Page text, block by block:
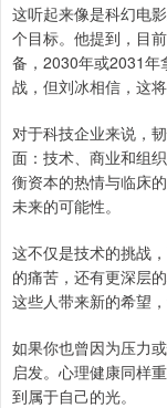
这听起来像是科幻电
个目标。他提到，目
备，2030年或2031年
战，但刘冰相信，这
对于科技企业来说，
面：技术、商业和组
衡资本的热情与临床
未来的可能性。
这不仅是技术的挑战
的痛苦，还有更深层
这些人带来新的希望
如果你也曾因为压力
启发。心理健康同样
到属于自己的光。